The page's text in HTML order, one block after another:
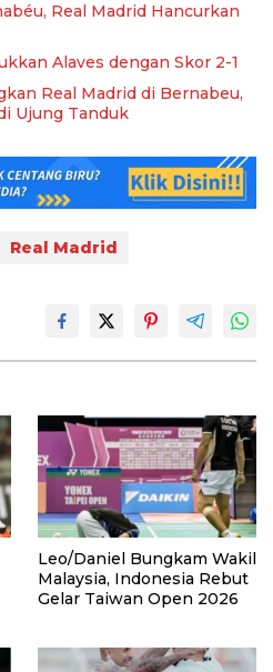
Real Madrid Hancurkan
Alaves dengan Skor 2-1
Real Madrid di Bernabeu,
Ujung Tanduk
Real Madrid
Leo/Daniel Bungkam Wakil
Malaysia, Indonesia Rebut
Gelar Taiwan Open 2026